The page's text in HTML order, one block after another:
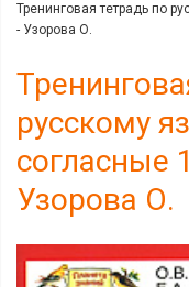
Тренинговая тетрадь по
- Узорова О.
русскому
согласные
Узорова О.